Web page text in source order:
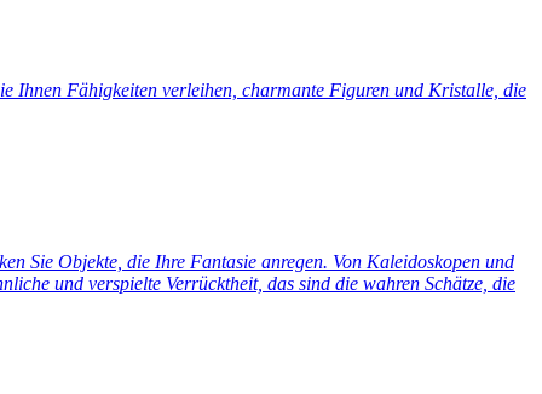
Ihnen Fähigkeiten verleihen, charmante Figuren und Kristalle, die
Sie Objekte, die Ihre Fantasie anregen. Von Kaleidoskopen und
und verspielte Verrücktheit, das sind die wahren Schätze, die